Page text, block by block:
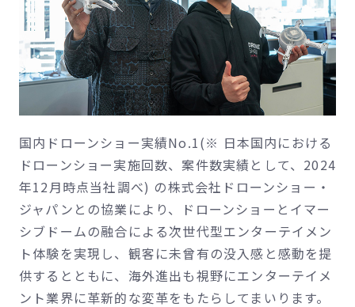
国内ドローンショー実績No.1(※ 日本国内における
ドローンショー実施回数、案件数実績として、2024
年12月時点当社調べ) の株式会社ドローンショー・
ジャパンとの協業により、ドローンショーとイマー
シブドームの融合による次世代型エンターテイメン
ト体験を実現し、観客に未曾有の没入感と感動を提
供するとともに、海外進出も視野にエンターテイメ
ント業界に革新的な変革をもたらしてまいります。